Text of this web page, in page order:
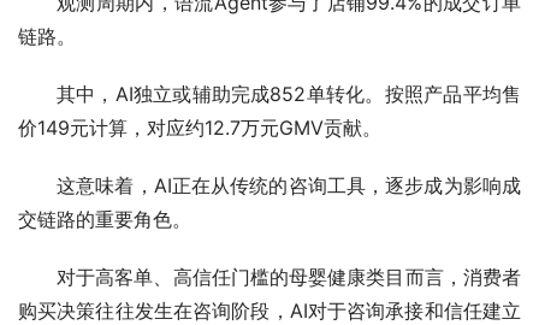
链路。
其中，AI独立或辅助完成852单转化。按照产品平均售
价149元计算，对应约12.7万元GMV贡献。
这意味着，AI正在从传统的咨询工具，逐步成为影响成
交链路的重要角色。
对于高客单、高信任门槛的母婴健康类目而言，消费者
购买决策往往发生在咨询阶段，AI对于咨询承接和信任建立